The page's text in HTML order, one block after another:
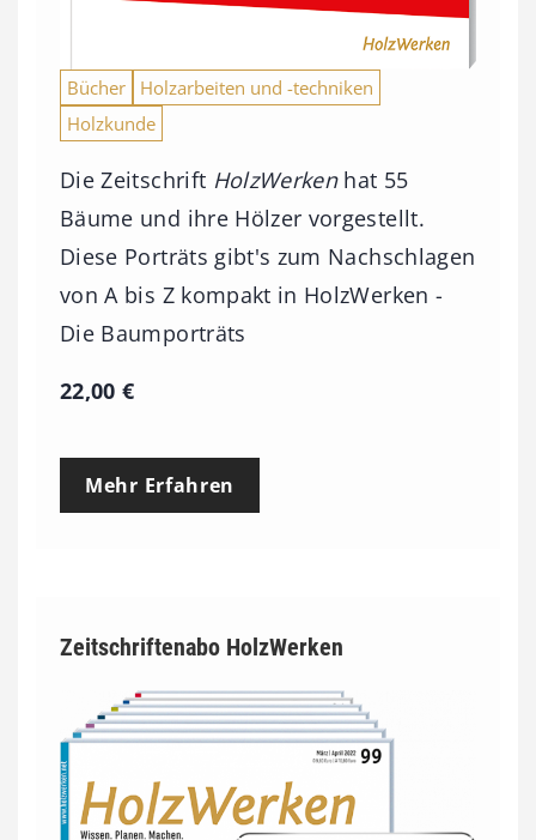
Bücher
Holzarbeiten und -techniken
Holzkunde
Die Zeitschrift HolzWerkenhat 55
Bäume und ihre Hölzer vorgestellt.
Diese Porträts gibt's zum Nachschlagen
von A bis Z kompakt in HolzWerken -
Die Baumporträts
22,00€
Mehr Erfahren
Zeitschriftenabo HolzWerken